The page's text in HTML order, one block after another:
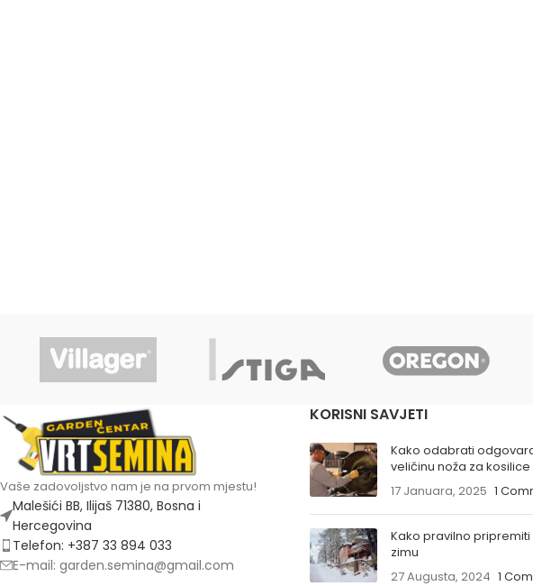
Vaše zadovoljstvo nam je na prvom mjestu!
Malešići BB, Ilijaš 71380, Bosna i
Hercegovina
Telefon: +387 33 894 033
E-mail: garden.semina@gmail.com
KORISNI SAVJETI
Kako odabrati
veličinu noža za kosilice
17 Januara, 2025 1
Kako pravilno
zimu
27 Augusta, 2024 1